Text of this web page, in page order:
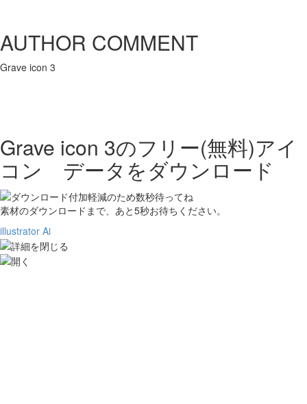
AUTHOR COMMENT
Grave icon 3
Grave icon 3のフリー(無料)アイ
コン データをダウンロード
素材のダウンロードまで、あと5秒お待ちください。
illustrator Ai